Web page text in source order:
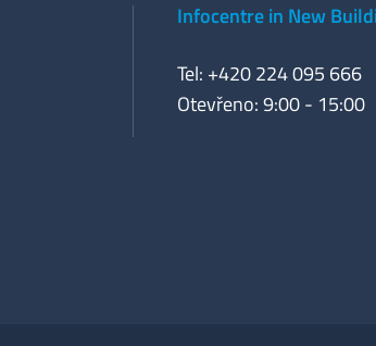
Infocentre in New
Tel: +420 224 095 666
Otevřeno: 9:00 - 15:00